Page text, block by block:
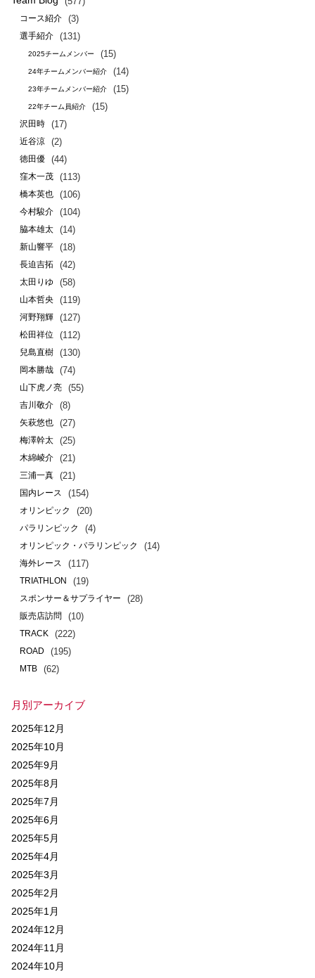
コース紹介 (3)
選手紹介 (131)
2025チームメンバー (15)
24年チームメンバー紹介 (14)
23年チームメンバー紹介 (15)
22年チーム員紹介 (15)
沢田時 (17)
近谷涼 (2)
徳田優 (44)
窪木一茂 (113)
橋本英也 (106)
今村駿介 (104)
脇本雄太 (14)
新山響平 (18)
長迫吉拓 (42)
太田りゆ (58)
山本哲央 (119)
河野翔輝 (127)
松田祥位 (112)
兒島直樹 (130)
岡本勝哉 (74)
山下虎ノ亮 (55)
吉川敬介 (8)
矢萩悠也 (27)
梅澤幹太 (25)
木綿崚介 (21)
三浦一真 (21)
国内レース (154)
オリンピック (20)
パラリンピック (4)
オリンピック・パラリンピック (14)
海外レース (117)
TRIATHLON (19)
スポンサー＆サプライヤー (28)
販売店訪問 (10)
TRACK (222)
ROAD (195)
MTB (62)
月別アーカイブ
2025年12月
2025年10月
2025年9月
2025年8月
2025年7月
2025年6月
2025年5月
2025年4月
2025年3月
2025年2月
2025年1月
2024年12月
2024年11月
2024年10月